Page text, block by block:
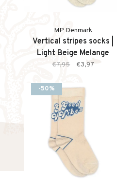
MP Denmark
Vertical stripes socks |
Light Beige Melange
€7,95 €3,97
-50%